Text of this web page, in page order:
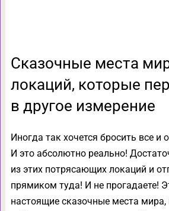
Сказочные места
локаций, которые
в другое измерение
Иногда так хочется бросить все и
И это абсолютно реально!
из этих потрясающих локаций и
прямиком туда! И не прогадаете!
настоящие сказочные места мира,